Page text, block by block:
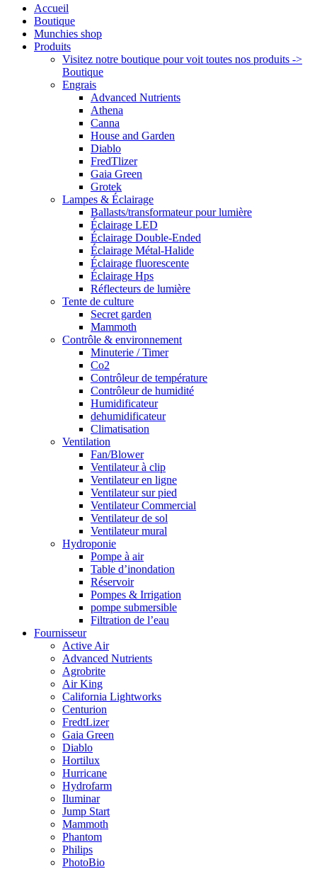
Accueil
Boutique
Munchies shop
Produits
Visitez notre boutique pour voit toutes nos produits ->
Boutique
Engrais
Advanced Nutrients
Athena
Canna
House and Garden
Diablo
FredTlizer
Gaia Green
Grotek
Lampes & Éclairage
Ballasts/transformateur pour lumière
Éclairage LED
Éclairage Double-Ended
Éclairage Métal-Halide
Éclairage fluorescente
Éclairage Hps
Réflecteurs de lumière
Tente de culture
Secret garden
Mammoth
Contrôle & environnement
Minuterie / Timer
Co2
Contrôleur de température
Contrôleur de humidité
Humidificateur
dehumidificateur
Climatisation
Ventilation
Fan/Blower
Ventilateur à clip
Ventilateur en ligne
Ventilateur sur pied
Ventilateur Commercial
Ventilateur de sol
Ventilateur mural
Hydroponie
Pompe à air
Table d’inondation
Réservoir
Pompes & Irrigation
pompe submersible
Filtration de l’eau
Fournisseur
Active Air
Advanced Nutrients
Agrobrite
Air King
California Lightworks
Centurion
FredtLizer
Gaia Green
Diablo
Hortilux
Hurricane
Hydrofarm
Iluminar
Jump Start
Mammoth
Phantom
Philips
PhotoBio